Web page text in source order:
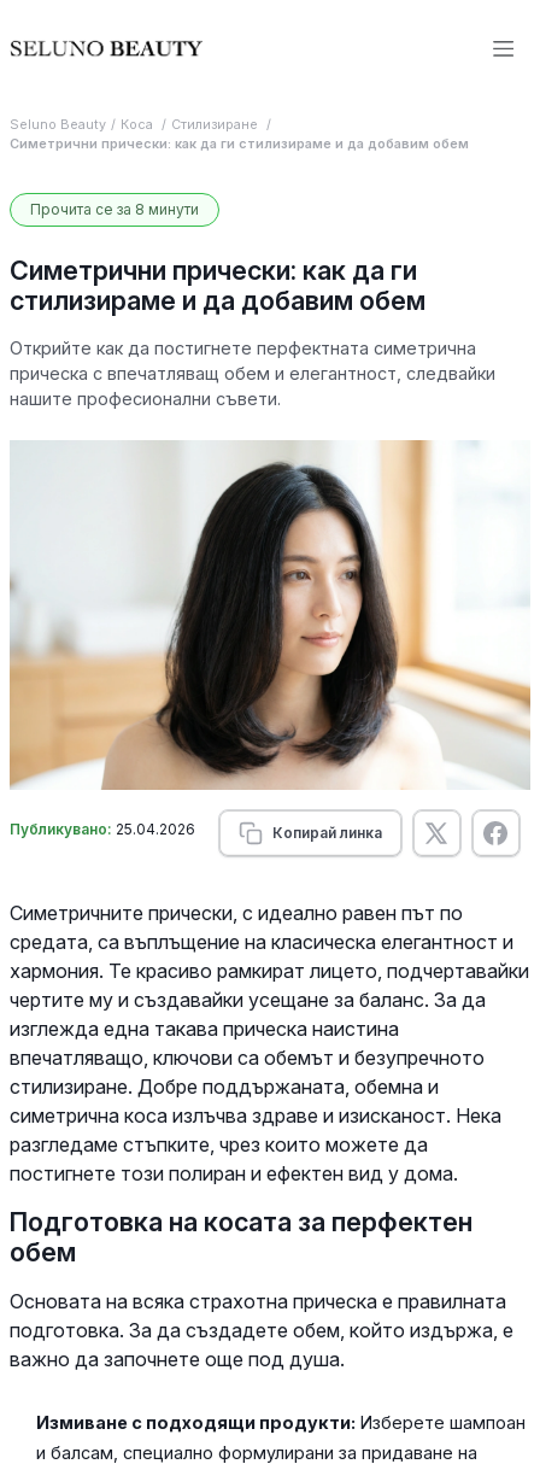
Seluno Beauty Коса
Стилизиране
Симетрични прически: как да ги стилизираме и да добавим обем
Прочита се за 8 минути
Симетрични прически: как да ги
стилизираме и да добавим обем
Открийте как да постигнете перфектната симетрична
прическа с впечатляващ обем и елегантност, следвайки
нашите професионални съвети.
Публикувано: 25.04.2026 Копирай линка
Симетричните прически, с идеално равен път по
средата, са въплъщение на класическа елегантност и
хармония. Те красиво рамкират лицето, подчертавайки
чертите му и създавайки усещане за баланс. За да
изглежда една такава прическа наистина
впечатляващо, ключови са обемът и безупречното
стилизиране. Добре поддържаната, обемна и
симетрична коса излъчва здраве и изисканост. Нека
разгледаме стъпките, чрез които можете да
постигнете този полиран и ефектен вид у дома.
Подготовка на косата за перфектен
обем
Основата на всяка страхотна прическа е правилната
подготовка. За да създадете обем, който издържа, е
важно да започнете още под душа.
Измиване с подходящи продукти: Изберете шампоан
и балсам, специално формулирани за придаване на